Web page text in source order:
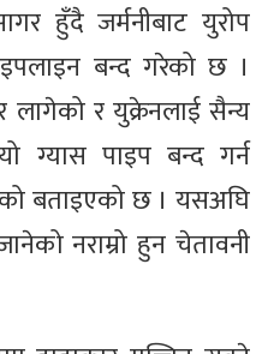
हुँदै जर्मनीबाट युरोप
बन्द गरेको छ ।
लागेको र युक्रेनलाई सैन्य
ग्यास पाइप बन्द गर्न
बताइएको छ । यसअघि
नराम्रो हुन चेतावनी